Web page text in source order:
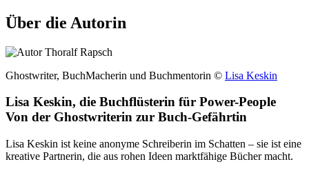
Über die Autorin
Ghostwriter, BuchMacherin und Buchmentorin © Lisa Keskin
Lisa Keskin, die Buchflüsterin für Power-People
Von der Ghostwriterin zur Buch-Gefährtin
Lisa Keskin ist keine anonyme Schreiberin im Schatten – sie ist eine
kreative Partnerin, die aus rohen Ideen marktfähige Bücher macht.